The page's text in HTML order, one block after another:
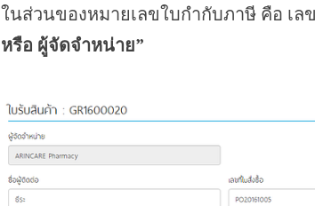
ในส่วนของหมายเลขใบกำกับภาษี คือ เล
หรือ ผู้จัดจำหน่าย”